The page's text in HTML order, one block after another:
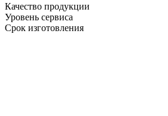
Качество продукции
Уровень сервиса
Срок изготовления